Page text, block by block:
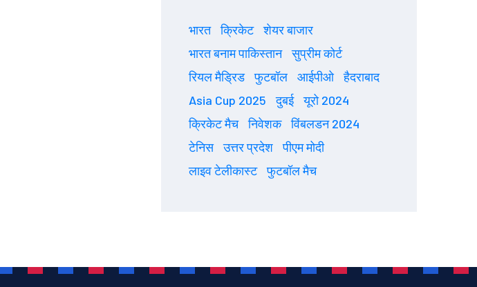
भारत क्रिकेट
शेयर बाजार
भारत बनाम पाकिस्तान
सुप्रीम कोर्ट
रियल मैड्रिड
फुटबॉल आईपीओ
हैदराबाद
Asia Cup 2025
दुबई
यूरो 2024
क्रिकेट मैच
निवेशक
विंबलडन 2024
टेनिस
उत्तर प्रदेश
पीएम मोदी
लाइव टेलीकास्ट
फुटबॉल मैच